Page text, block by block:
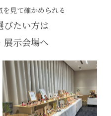
見て確かめられる
びたい方は
展示会場へ